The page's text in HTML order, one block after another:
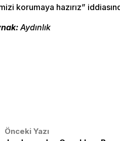
korumaya hazırız”
Aydınlık
Önceki Yazı